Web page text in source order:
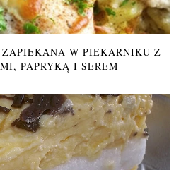
W PIEKARNIKU Z
PAPRYKĄ I SEREM